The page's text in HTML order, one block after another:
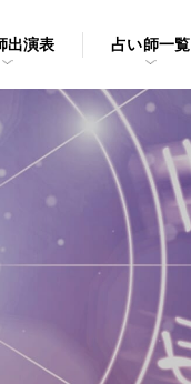
出演表 占い師一覧